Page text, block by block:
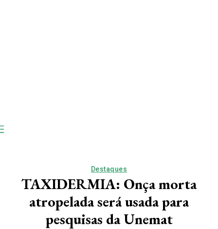
Destaques
TAXIDERMIA: Onça morta
atropelada será usada para
pesquisas da Unemat